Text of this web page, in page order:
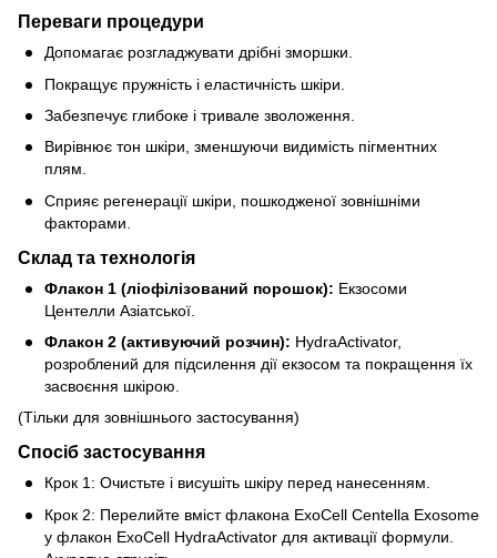
Переваги процедури
Допомагає розгладжувати дрібні зморшки.
Покращує пружність і еластичність шкіри.
Забезпечує глибоке і тривале зволоження.
Вирівнює тон шкіри, зменшуючи видимість пігментних
плям.
Сприяє регенерації шкіри, пошкодженої зовнішніми
факторами.
Склад та технологія
Флакон 1 (ліофілізований порошок): Екзосоми
Центелли Азіатської.
Флакон 2 (активуючий розчин): HydraActivator,
розроблений для підсилення дії екзосом та покращення їх
засвоєння шкірою.
(Тільки для зовнішнього застосування)
Спосіб застосування
Крок 1: Очистьте і висушіть шкіру перед нанесенням.
Крок 2: Перелийте вміст флакона ExoCell Centella Exosome
у флакон ExoCell HydraActivator для активації формули.